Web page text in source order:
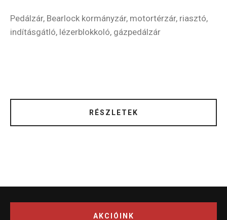
Pedálzár, Bearlock kormányzár, motortérzár, riasztó,
indításgátló, lézerblokkoló, gázpedálzár
RÉSZLETEK
AKCIÓINK